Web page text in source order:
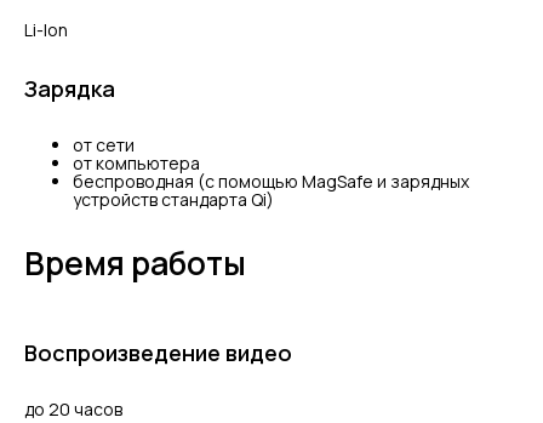
Li-Ion
Зарядка
от сети
от компьютера
беспроводная (с помощью MagSafe и зарядных
устройств стандарта Qi)
Время работы
Воспроизведение видео
до 20 часов